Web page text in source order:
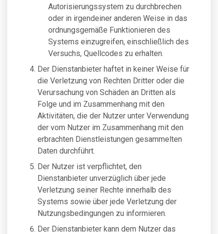
Autorisierungssystem zu durchbrechen
oder in irgendeiner anderen Weise in das
ordnungsgemäße Funktionieren des
Systems einzugreifen, einschließlich des
Versuchs, Quellcodes zu erhalten.
Der Dienstanbieter haftet in keiner Weise für
die Verletzung von Rechten Dritter oder die
Verursachung von Schäden an Dritten als
Folge und im Zusammenhang mit den
Aktivitäten, die der Nutzer unter Verwendung
der vom Nutzer im Zusammenhang mit den
erbrachten Dienstleistungen gesammelten
Daten durchführt.
Der Nutzer ist verpflichtet, den
Dienstanbieter unverzüglich über jede
Verletzung seiner Rechte innerhalb des
Systems sowie über jede Verletzung der
Nutzungsbedingungen zu informieren.
Der Dienstanbieter kann dem Nutzer das